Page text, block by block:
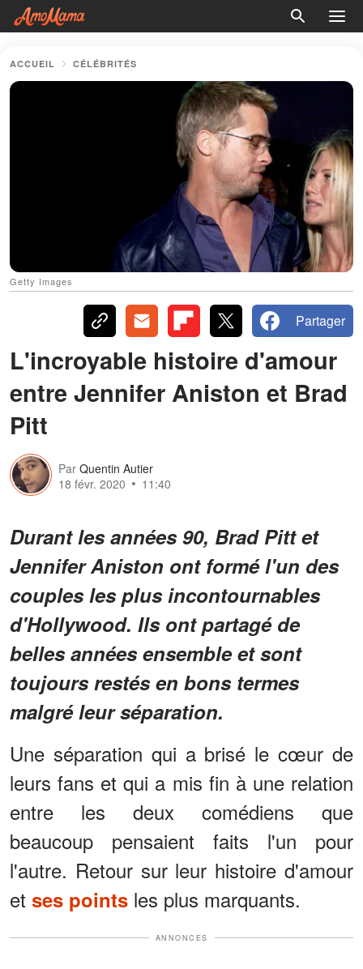
ACCUEIL CÉLÉBRITÉS
Getty Images
Partager
L'incroyable histoire d'amour
entre Jennifer Aniston et Brad
Pitt
Par Quentin Autier
18 févr. 2020
11:40
Durant les années 90, Brad Pitt et
Jennifer Aniston ont formé l'un des
couples les plus incontournables
d'Hollywood. Ils ont partagé de
belles années ensemble et sont
toujours restés en bons termes
malgré leur séparation.
Une séparation qui a brisé le cœur de
leurs fans et qui a mis fin à une relation
entre les deux comédiens que
beaucoup pensaient faits l'un pour
l'autre. Retour sur leur histoire d'amour
et ses points les plus marquants.
ANNONCES